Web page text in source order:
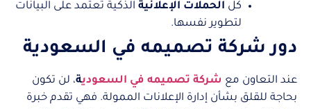
كل الحملات الإعلانية الذكية تعتمد على البيانات
لتطوير نفسها.
دور شركة تصميمه في السعودية
عند التعاون مع شركة تصميمه في السعودية، لن تكون
بحاجة للقلق بشأن إدارة الإعلانات الممولة. فهي تقدم خبرة